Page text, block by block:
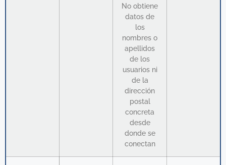
No obtiene
datos de
los
nombres o
apellidos
de los
usuarios ni
de la
dirección
postal
concreta
desde
donde se
conectan